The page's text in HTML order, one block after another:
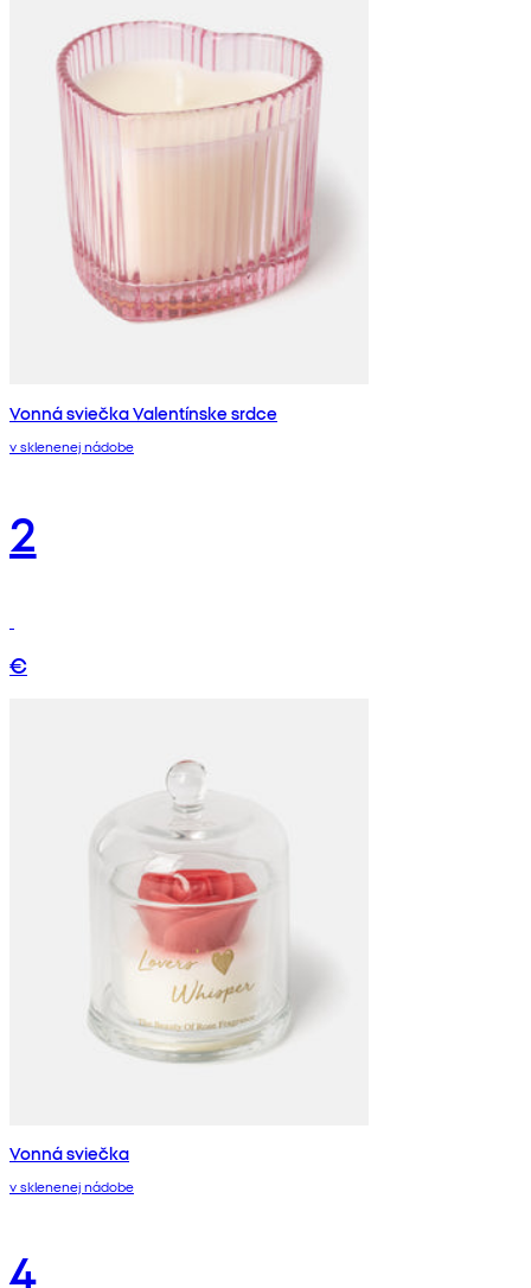
Vonná sviečka Valentínske srdce
v sklenenej nádobe
2
€
Vonná sviečka
v sklenenej nádobe
4